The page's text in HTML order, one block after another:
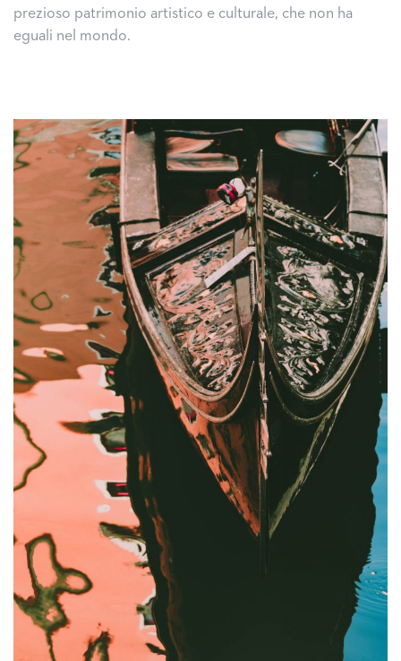
prezioso patrimonio artistico e culturale, che non ha
eguali nel mondo.